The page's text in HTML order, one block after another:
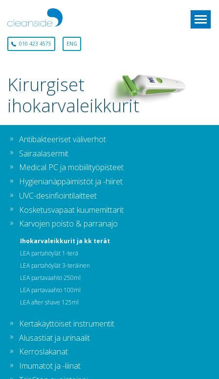
010 423 4575 ENG
Kirurgiset
ihokarvaleikkurit
Antibakteeriset väliverhot
Sairaalasermit
Medical PC ja mobiilityöpisteet
Hygienianäppäimistöt ja -hiiret
UVC-desinfiointilaitteet
Kosketusvapaat kuumemittarit
Karvojen poisto & parranajo
Ihokarvaleikkurit ja kk terät
LEA partahöylät 1-terä
LEA partahöylät 3-teräinen
LEA partavaahto 250ml
LEA partavaahto 100ml
LEA after shave 125ml
Kertakäyttöiset instrumentit
Alusastiat ja urinaalit
Kerroslakanat
Imumatot ja -liinat